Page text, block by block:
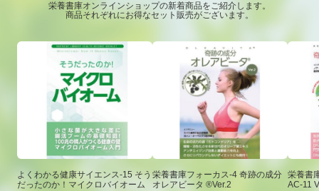
栄養書庫オンラインショップの新着商品をご紹介します。
商品それぞれにお得なセット販売がございます。
よくわかる健康サイエンス-15 そう
だったのか！マイクロバイオーム
栄養書庫フォーカス-4 奇跡の成分
オレアビータ ®Ver.2
栄養書
AC-11